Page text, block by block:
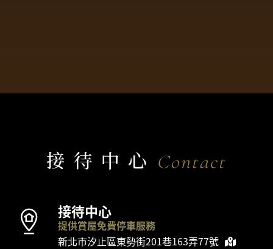
接待中心 Contact
接待中心
提供賞屋免費停車服務
新北市汐止區東勢街201巷163弄77號